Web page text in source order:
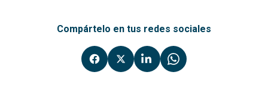
Compártelo en tus redes sociales